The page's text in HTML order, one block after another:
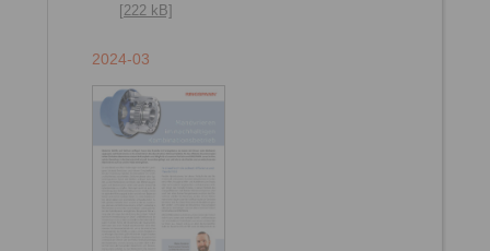
[222 kB]
2024-03